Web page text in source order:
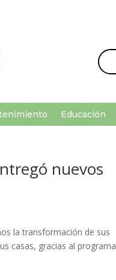
Educación
nuevos
la transformación de sus
casas, gracias al programa